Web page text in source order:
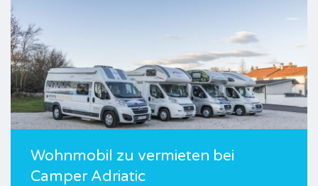
Wohnmobil zu vermieten bei
Camper Adriatic